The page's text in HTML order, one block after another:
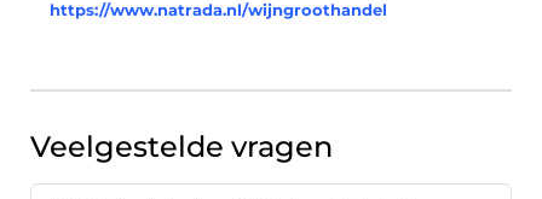
https://www.natrada.nl/wijngroothandel
Veelgestelde vragen